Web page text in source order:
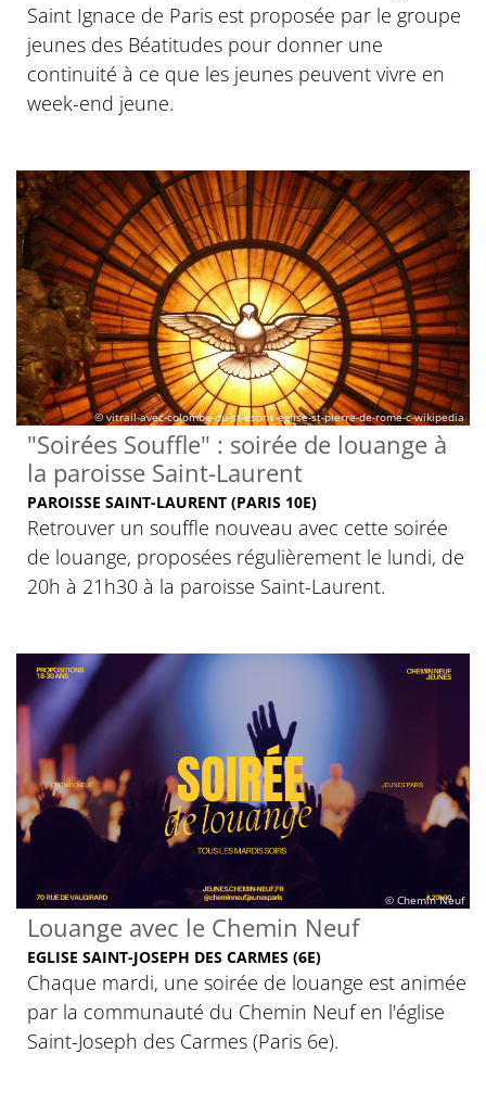
Saint Ignace de Paris est proposée par le groupe
jeunes des Béatitudes pour donner une
continuité à ce que les jeunes peuvent vivre en
week-end jeune.
© vitrail-avec-colombe-du-st-esprit-eglise-st-pierre-de-rome-c-wikipedia
"Soirées Souffle" : soirée de louange à
la paroisse Saint-Laurent
PAROISSE SAINT-LAURENT (PARIS 10E)
Retrouver un souffle nouveau avec cette soirée
de louange, proposées régulièrement le lundi, de
20h à 21h30 à la paroisse Saint-Laurent.
© Chemin Neuf
Louange avec le Chemin Neuf
EGLISE SAINT-JOSEPH DES CARMES (6E)
Chaque mardi, une soirée de louange est animée
par la communauté du Chemin Neuf en l'église
Saint-Joseph des Carmes (Paris 6e).